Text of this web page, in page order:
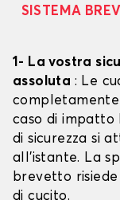
SISTEMA
1- La vostra
assoluta : Le
caso di impatto
di sicurezza si
all'istante. La
brevetto
di cucito.